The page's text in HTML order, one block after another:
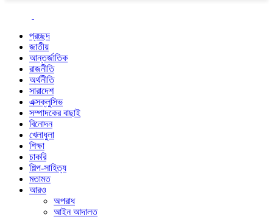
প্রচ্ছদ
জাতীয়
আন্তর্জাতিক
রাজনীতি
অর্থনীতি
সারাদেশ
এক্সক্লুসিভ
সম্পাদকের বাছাই
বিনোদন
খেলাধুলা
শিক্ষা
চাকরি
শিল্প-সাহিত্য
মতামত
আরও
অপরাধ
আইন আদালত